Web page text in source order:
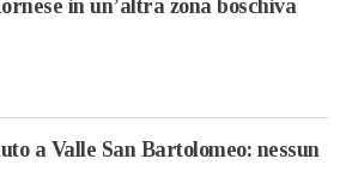
in un’altra zona boschiva
a Valle San Bartolomeo: nessun